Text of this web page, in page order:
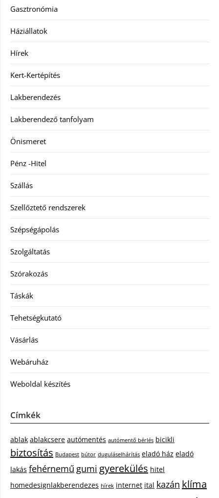
Gasztronómia
Háziállatok
Hírek
Kert-Kertépítés
Lakberendezés
Lakberendező tanfolyam
Önismeret
Pénz -Hitel
Szállás
Szellőztető rendszerek
Szépségápolás
Szolgáltatás
Szórakozás
Táskák
Tehetségkutató
Vásárlás
Webáruház
Weboldal készítés
Címkék
ablak ablakcsere autómentés autómentő bérlés bicikli
biztosítás Budapest bútor duguláselhárítás eladó ház eladó
lakás fehérnemű gumi gyerekülés hitel
homedesignlakberendezes hírek internet ital kazán klíma